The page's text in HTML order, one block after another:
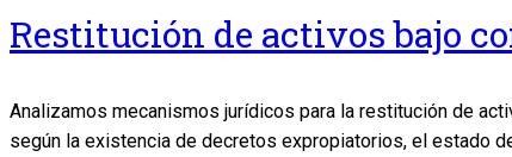
Restitución de activos bajo
Analizamos mecanismos jurídicos para la restitución de
según la existencia de decretos expropiatorios, el estado